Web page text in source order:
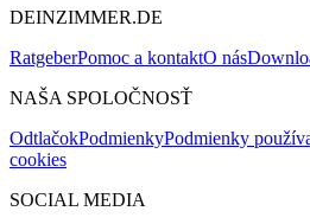
DEINZIMMER.DE
RatgeberPomoc a kontaktO nás
NAŠA SPOLOČNOSŤ
OdtlačokPodmienkyPodmienky
cookies
SOCIAL MEDIA